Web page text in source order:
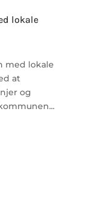
lokale
med lokale
at
og